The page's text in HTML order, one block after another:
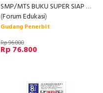
SMP/MTS BUKU SUPER SIAP UJIAN PENUH PRESTASI UN 2014
(Forum Edukasi)
Gudang Penerbit
Rp 96.000
Rp 76.800